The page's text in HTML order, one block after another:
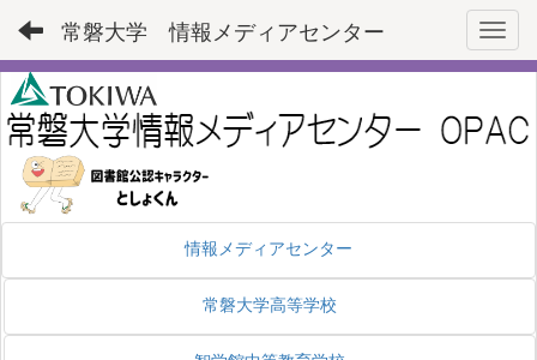
常磐大学 情報メディアセンター
情報メディアセンター
常磐大学高等学校